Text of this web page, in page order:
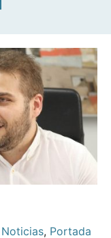
Noticias, Portada